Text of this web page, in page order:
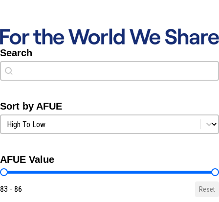
Search
Search
Search
Sort by AFUE
Sort by AFUE
Sort by AFUE
AFUE Value
AFUE Value
83 - 86 Reset